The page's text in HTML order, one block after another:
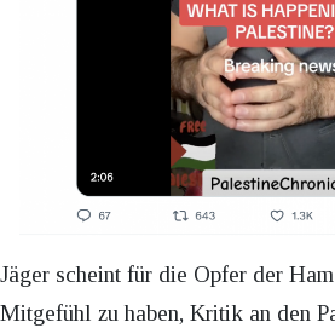
Jäger scheint für die Opfer der
Mitgefühl zu haben, Kritik an den